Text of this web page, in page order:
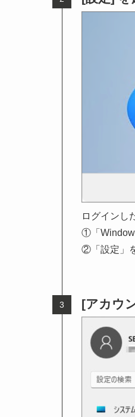
ログインし
①「
②「設定」
[アカウ